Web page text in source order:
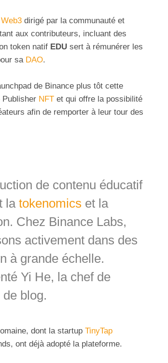
Web3 dirigé par la communauté et
aux contributeurs, incluant des
token natif EDU sert à rémunérer les
sa DAO.
de Binance plus tôt cette
Publisher NFT et qui offre la possibilité
afin de remporter à leur tour des
de contenu éducatif
la tokenomics et la
Chez Binance Labs,
activement dans des
à grande échelle.
Yi He, la chef de
blog.
dont la startup TinyTap
ont déjà adopté la plateforme.